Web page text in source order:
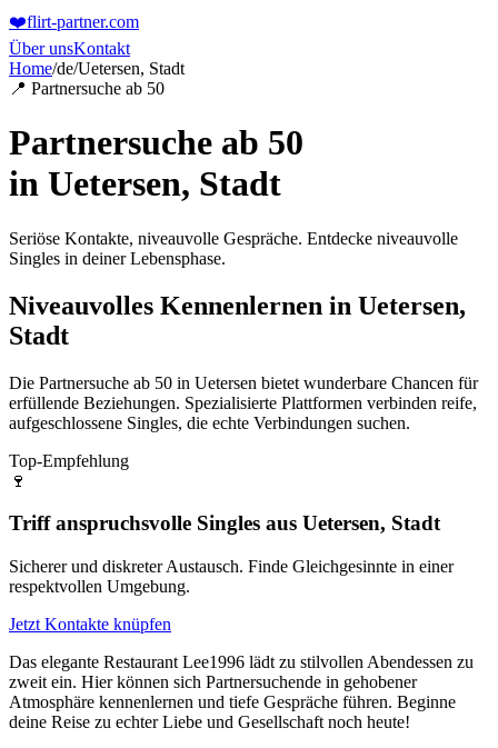
❤️flirt-partner.com
Über unsKontakt
Home/de/Uetersen, Stadt
📍 Partnersuche ab 50
Partnersuche ab 50
in Uetersen, Stadt
Seriöse Kontakte, niveauvolle Gespräche. Entdecke niveauvolle
Singles in deiner Lebensphase.
Niveauvolles Kennenlernen in Uetersen,
Stadt
Die Partnersuche ab 50 in Uetersen bietet wunderbare Chancen für
erfüllende Beziehungen. Spezialisierte Plattformen verbinden reife,
aufgeschlossene Singles, die echte Verbindungen suchen.
Top-Empfehlung
🍷
Triff anspruchsvolle Singles aus Uetersen, Stadt
Sicherer und diskreter Austausch. Finde Gleichgesinnte in einer
respektvollen Umgebung.
Jetzt Kontakte knüpfen
Das elegante Restaurant Lee1996 lädt zu stilvollen Abendessen zu
zweit ein. Hier können sich Partnersuchende in gehobener
Atmosphäre kennenlernen und tiefe Gespräche führen. Beginne
deine Reise zu echter Liebe und Gesellschaft noch heute!